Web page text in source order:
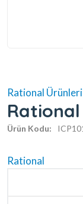
Rational Ürünleri
Rational
Ürün Kodu:
Rational